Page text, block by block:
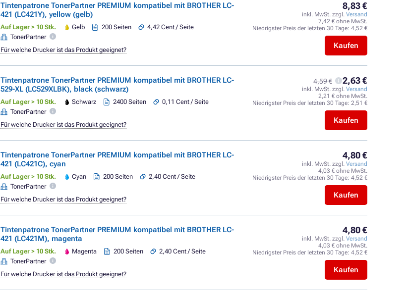
Tintenpatrone TonerPartner PREMIUM kompatibel mit BROTHER LC-
421 (LC421Y), yellow (gelb)
Auf Lager > 10 Stk. Gelb 200 Seiten
4,42 Cent / Seite
TonerPartner
8,83 €
inkl. MwSt. zzgl. Versand
7,42 € ohne MwSt.
Niedrigster Preis der letzten 30 Tage: 4,52 €
Kaufen
Für welche Drucker ist das Produkt geeignet?
Tintenpatrone TonerPartner PREMIUM kompatibel mit BROTHER LC-
529-XL (LC529XLBK), black (schwarz)
Auf Lager > 10 Stk. Schwarz 2400 Seiten
0,11 Cent / Seite
TonerPartner
4,59 € 2,63 €
inkl. MwSt. zzgl. Versand
2,21 € ohne MwSt.
Niedrigster Preis der letzten 30 Tage: 2,51 €
Kaufen
Für welche Drucker ist das Produkt geeignet?
Tintenpatrone TonerPartner PREMIUM kompatibel mit BROTHER LC-
421 (LC421C), cyan
Auf Lager > 10 Stk. Cyan 200 Seiten
2,40 Cent / Seite
TonerPartner
4,80 €
inkl. MwSt. zzgl. Versand
4,03 € ohne MwSt.
Niedrigster Preis der letzten 30 Tage: 4,52 €
Kaufen
Für welche Drucker ist das Produkt geeignet?
Tintenpatrone TonerPartner PREMIUM kompatibel mit BROTHER LC-
421 (LC421M), magenta
Auf Lager > 10 Stk. Magenta 200 Seiten
2,40 Cent / Seite
TonerPartner
4,80 €
inkl. MwSt. zzgl. Versand
4,03 € ohne MwSt.
Niedrigster Preis der letzten 30 Tage: 4,52 €
Kaufen
Für welche Drucker ist das Produkt geeignet?